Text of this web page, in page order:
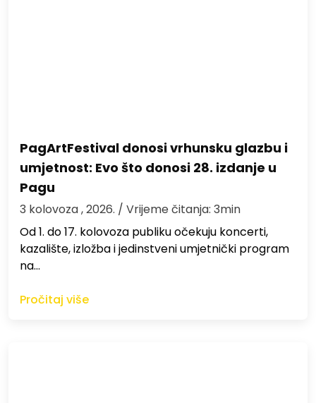
PagArtFestival donosi vrhunsku glazbu i
umjetnost: Evo što donosi 28. izdanje u
Pagu
3 kolovoza , 2026. / Vrijeme čitanja: 3min
Od 1. do 17. kolovoza publiku očekuju koncerti,
kazalište, izložba i jedinstveni umjetnički program
na…
Pročitaj više